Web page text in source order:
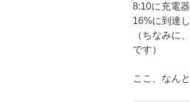
8:10に充電
16%に到達
（ちなみに
です）
ここ、なん